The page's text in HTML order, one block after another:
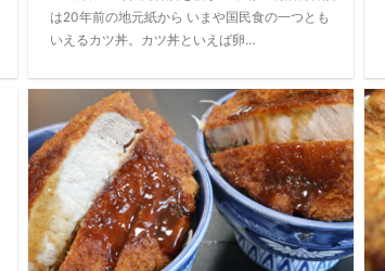
は20年前の地元紙から いまや国民食の一つとも
いえるカツ丼。カツ丼といえば卵…